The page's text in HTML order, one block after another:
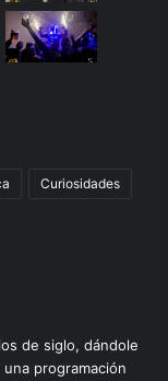
Curiosidades
de siglo, dándole
programación